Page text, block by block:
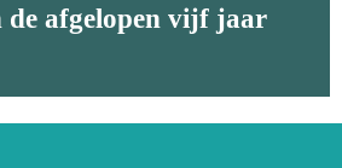
de afgelopen vijf jaar